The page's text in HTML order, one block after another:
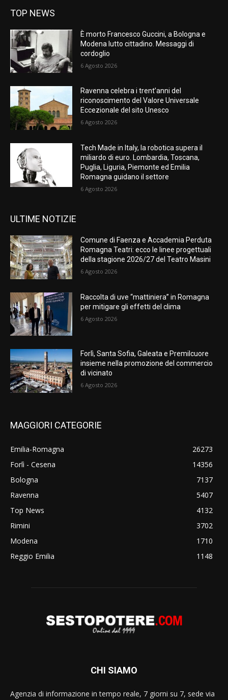
TOP NEWS
È morto Francesco Guccini, a Bologna e
Modena lutto cittadino. Messaggi di
cordoglio
6 Agosto 2026
Ravenna celebra i trent’anni del
riconoscimento del Valore Universale
Eccezionale del sito Unesco
6 Agosto 2026
Tech Made in Italy, la robotica supera il
miliardo di euro. Lombardia, Toscana,
Puglia, Liguria, Piemonte ed Emilia
Romagna guidano il settore
6 Agosto 2026
ULTIME NOTIZIE
Comune di Faenza e Accademia Perduta
Romagna Teatri: ecco le linee progettuali
della stagione 2026/27 del Teatro Masini
6 Agosto 2026
Raccolta di uve “mattiniera” in Romagna
per mitigare gli effetti del clima
6 Agosto 2026
Forlì, Santa Sofia, Galeata e Premilcuore
insieme nella promozione del commercio
di vicinato
6 Agosto 2026
MAGGIORI CATEGORIE
Emilia-Romagna
26273
Forlì - Cesena
14356
Bologna
7137
Ravenna
5407
Top News
4132
Rimini
3702
Modena
1710
Reggio Emilia
1148
CHI SIAMO
Agenzia di informazione in tempo reale, 7 giorni su 7, sede via